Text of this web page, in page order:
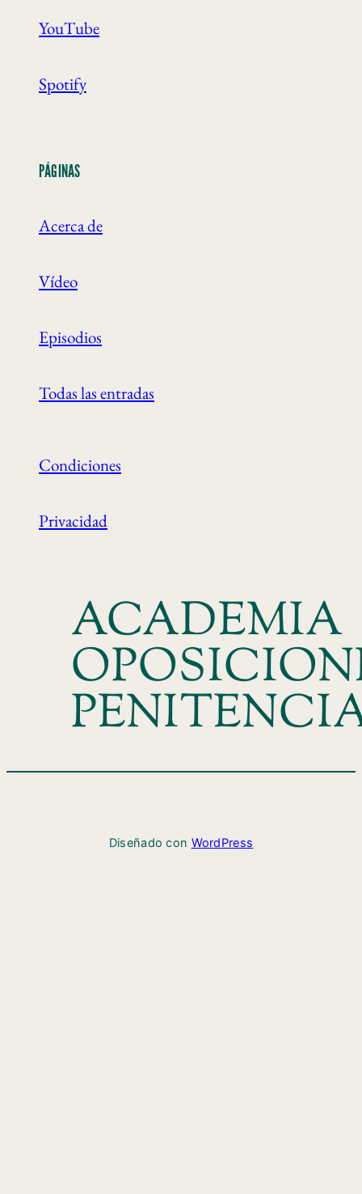
YouTube
Spotify
PÁGINAS
Acerca de
Vídeo
Episodios
Todas las entradas
Condiciones
Privacidad
ACADEMIA
Diseñado con WordPress